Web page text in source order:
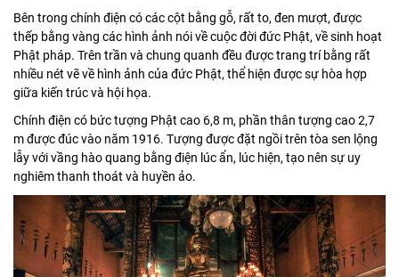
Bên trong chính điện có các cột bằng gỗ, rất to, đen mượt, được
thếp bằng vàng các hình ảnh nói về cuộc đời đức Phật, về sinh hoạt
Phật pháp. Trên trần và chung quanh đều được trang trí bằng rất
nhiều nét vẽ về hình ảnh của đức Phật, thể hiện được sự hòa hợp
giữa kiến trúc và hội họa.
Chính điện có bức tượng Phật cao 6,8 m, phần thân tượng cao 2,7
m được đúc vào năm 1916. Tượng được đặt ngồi trên tòa sen lộng
lẫy với vầng hào quang bằng điện lúc ẩn, lúc hiện, tạo nên sự uy
nghiêm thanh thoát và huyền ảo.